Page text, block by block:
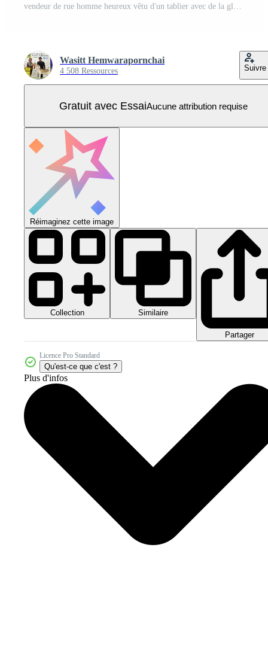
vendeur de rue homme heureux vêtu d'un tablier avec de la glace et le chariot au parc public. concept de petite entreprise et de restauration rapide. Vecteur Pro
Wasitt Hemwarapornchai
4 508 Ressources Suivre
Gratuit avec EssaiAucune attribution requise
Réimaginez cette image
Collection Similaire
Partager
Licence Pro Standard
Qu'est-ce que c'est ?
Plus d'infos